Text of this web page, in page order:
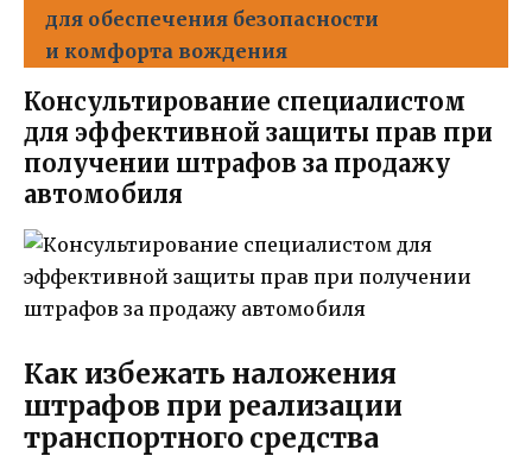
для обеспечения безопасности
и комфорта вождения
Консультирование специалистом
для эффективной защиты прав при
получении штрафов за продажу
автомобиля
Как избежать наложения
штрафов при реализации
транспортного средства